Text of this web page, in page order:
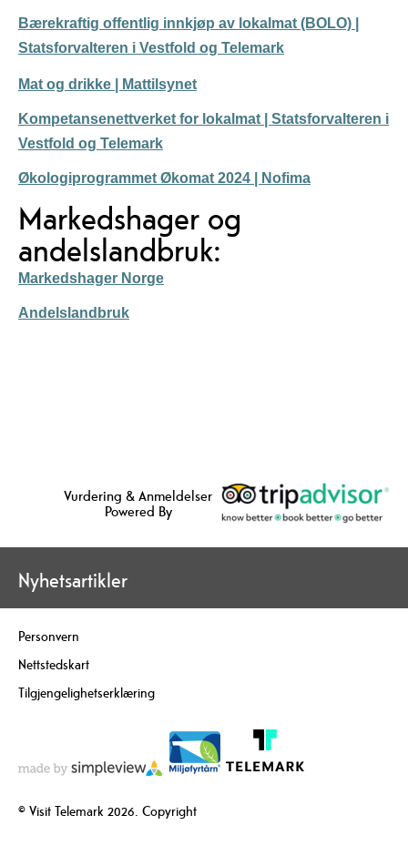
Bærekraftig offentlig innkjøp av lokalmat (BOLO) |
Statsforvalteren i Vestfold og Telemark
Mat og drikke | Mattilsynet
Kompetansenettverket for lokalmat | Statsforvalteren i
Vestfold og Telemark
Økologiprogrammet Økomat 2024 | Nofima
Markedshager og
andelslandbruk:
Markedshager Norge
Andelslandbruk
Vurdering & Anmeldelser
Powered By
Nyhetsartikler
Personvern
Nettstedskart
Tilgjengelighetserklæring
© Visit Telemark 2026. Copyright